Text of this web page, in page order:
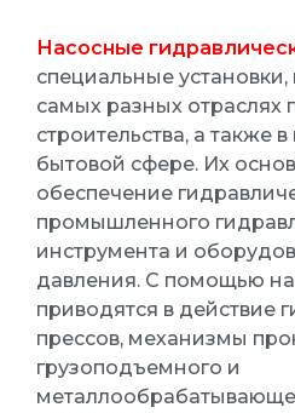
Насосные
специальные
самых разных
строительства, а также
бытовой сфере. Их
обеспечение
промышленного
инструмента и
давления. С помощью
приводятся в действие
прессов, механизмы
грузоподъемного и